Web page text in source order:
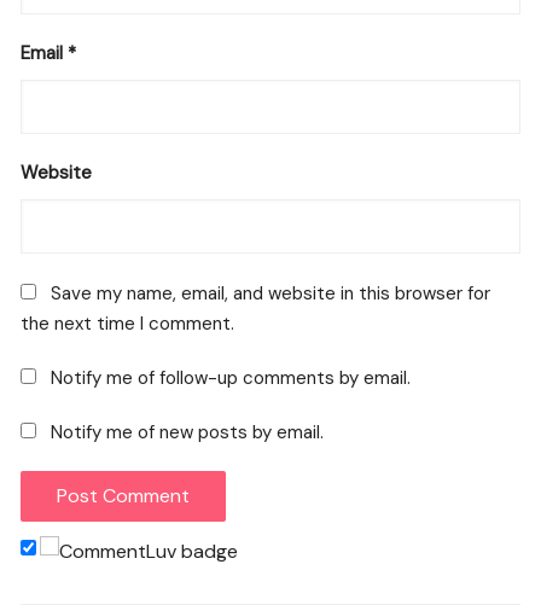
Email *
Website
Save my name, email, and website in this browser for
the next time I comment.
Notify me of follow-up comments by email.
Notify me of new posts by email.